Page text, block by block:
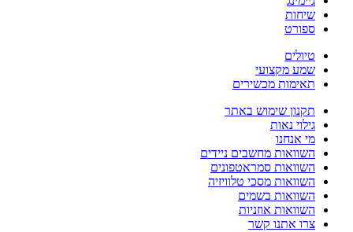
שיחות
ספורט
טיולים
שמע מקצועי
תאימות מכשירים
תקנון שימוש באתר
גילוי נאות
מי אנחנו
השוואות מחשבים ניידים
השוואות סמראטפונים
השוואות מסכי טלוויזיה
השוואות בשמים
השוואות אוזניות
צרו אתנו קשר